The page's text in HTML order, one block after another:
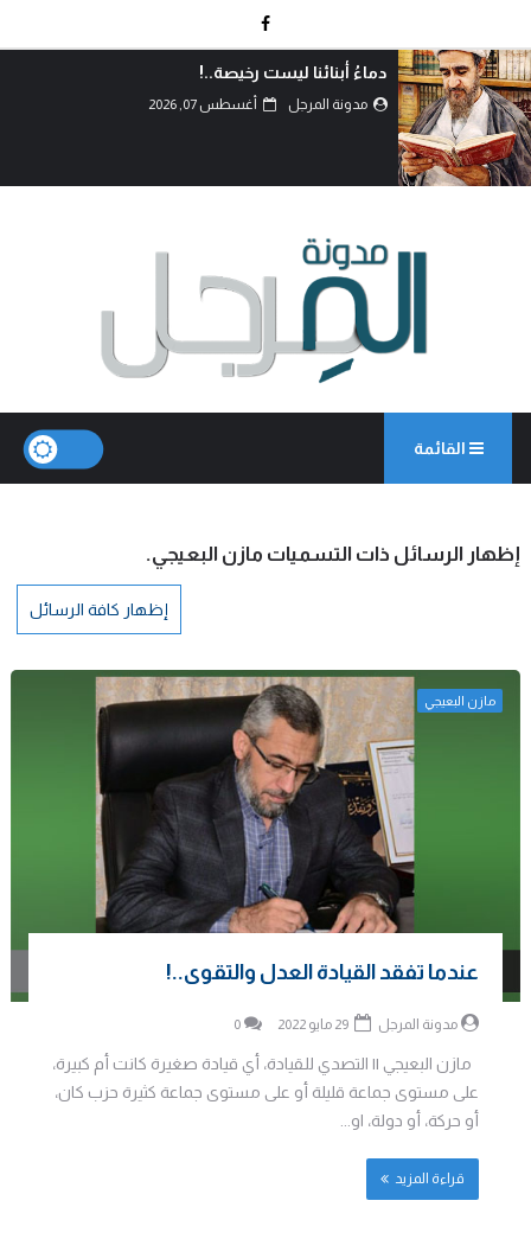
بين حكمة السياسة وأحقاد البدو: كيف تُدار المعارك
بعقول العلماء لا بغيرة ا...
القائمة
‏إظهار الرسائل ذات التسميات مازن البعيجي.
إظهار كافة الرسائل
مازن البعيجي
عندما تفقد القيادة العدل والتقوى..!
مدونة المرجل 0
مازن البعيجي || التصدي للقيادة، أي قيادة صغيرة كانت أم كبيرة،
على مستوى جماعة قليلة أو على مستوى جماعة كثيرة حزب كان،
أو حركة، أو دولة، او...
قراءة المزيد